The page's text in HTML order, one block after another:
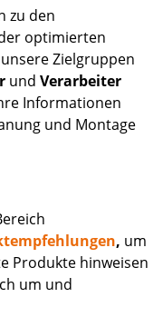
zu den
optimierten
Zielgruppen
und Verarbeiter
Informationen
und Montage
, um
Produkte hinweisen
um und